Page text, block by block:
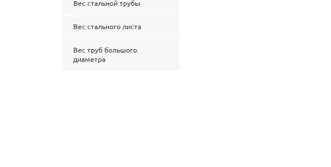
Вес стальной трубы
Вес стального листа
Вес труб большого
диаметра